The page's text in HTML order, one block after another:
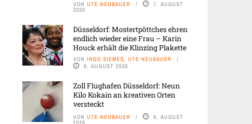
VON UTE NEUBAUER 7. AUGUST
2026
Düsseldorf: Mostertpöttches ehren
endlich wieder eine Frau – Karin
Houck erhält die Klinzing Plakette
VON INGO SIEMES, UTE NEUBAUER
6. AUGUST 2026
Zoll Flughafen Düsseldorf: Neun
Kilo Kokain an kreativen Orten
versteckt
VON UTE NEUBAUER 6. AUGUST
2026